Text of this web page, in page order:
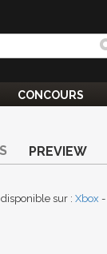
CONCOURS
PREVIEW
sur : Xbox -